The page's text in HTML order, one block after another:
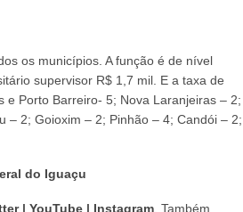
os municípios. A função é de nível
supervisor R$ 1,7 mil. E a taxa de
Porto Barreiro- 5; Nova Laranjeiras – 2;
– 2; Goioxim – 2; Pinhão – 4; Candói – 2;
do Iguaçu
| YouTube | Instagram . Também